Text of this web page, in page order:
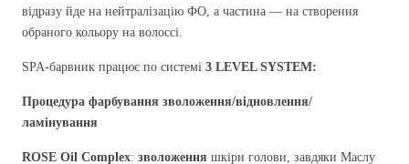
відразу йде на нейтралізацію ФО, а частина — на створення
обраного кольору на волоссі.
SPA-барвник працює по системі 3 LEVEL SYSTEM:
Процедура фарбування зволоження/відновлення/
ламінування
ROSE Oil Complex: зволоження шкіри голови, завдяки Маслу